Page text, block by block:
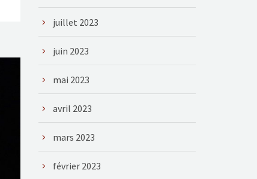
juillet 2023
juin 2023
mai 2023
avril 2023
mars 2023
février 2023